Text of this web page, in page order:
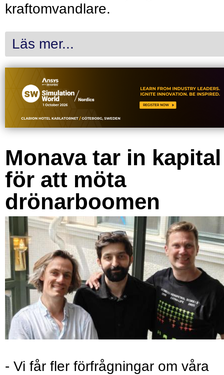
kraftomvandlare.
Läs mer...
Monava tar in kapital
för att möta
drönarboomen
- Vi får fler förfrågningar om våra